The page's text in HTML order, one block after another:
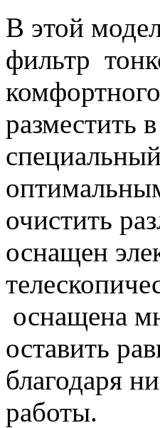
В этой
фильтр
разместить
очистить
оснащен
оснащена
оставить
благодаря
работы.